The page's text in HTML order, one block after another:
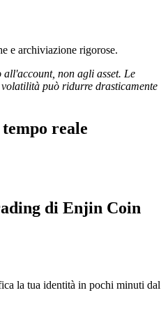
e archiviazione rigorose.
all'account, non agli asset. Le
può ridurre drasticamente
reale
di Enjin Coin
la tua identità in pochi minuti dal